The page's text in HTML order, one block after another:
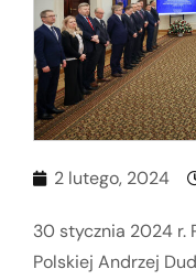
2 lutego, 2024
30 stycznia 2024 r.
Polskiej Andrzej